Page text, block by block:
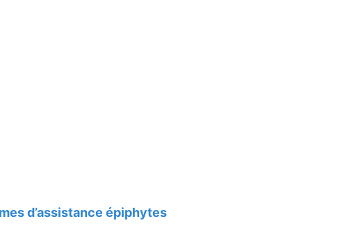
d’assistance épiphytes